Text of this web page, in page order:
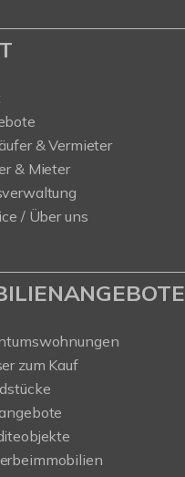
& Vermieter
& Mieter
/ Über uns
zum Kauf